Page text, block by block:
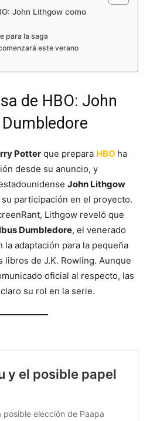
John Lithgow como
para la saga
este verano
de HBO: John
Potter que prepara HBO ha
desde su anuncio, y
John Lithgow
participación en el proyecto.
Lithgow reveló que
Dumbledore, el venerado
adaptación para la pequeña
libros de J.K. Rowling. Aunque
oficial al respecto, las
su rol en la serie.